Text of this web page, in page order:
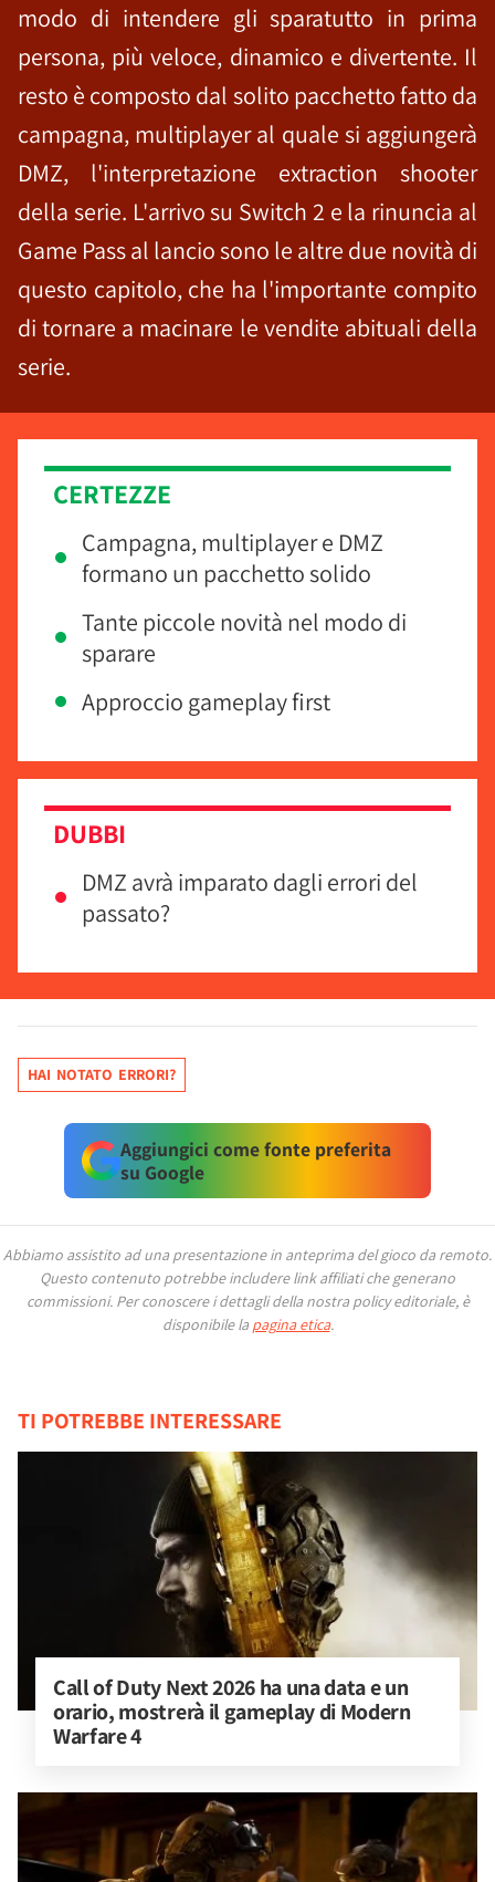
modo di intendere gli sparatutto in prima
persona, più veloce, dinamico e divertente. Il
resto è composto dal solito pacchetto fatto da
campagna, multiplayer al quale si aggiungerà
DMZ, l'interpretazione extraction shooter
della serie. L'arrivo su Switch 2 e la rinuncia al
Game Pass al lancio sono le altre due novità di
questo capitolo, che ha l'importante compito
di tornare a macinare le vendite abituali della
serie.
CERTEZZE
Campagna, multiplayer e DMZ
formano un pacchetto solido
Tante piccole novità nel modo di
sparare
Approccio gameplay first
DUBBI
DMZ avrà imparato dagli errori del
passato?
HAI NOTATO ERRORI?
Aggiungici come fonte preferita
su Google
Abbiamo assistito ad una presentazione in anteprima del gioco da remoto.
Questo contenuto potrebbe includere link affiliati che generano
commissioni. Per conoscere i dettagli della nostra policy editoriale, è
disponibile la pagina etica.
TI POTREBBE INTERESSARE
Call of Duty Next 2026 ha una data e un
orario, mostrerà il gameplay di Modern
Warfare 4